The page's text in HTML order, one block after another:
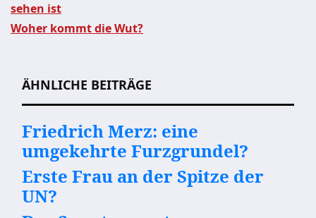
Beitragsnavigation
sehen ist
Woher kommt die Wut?
ÄHNLICHE BEITRÄGE
Friedrich Merz: eine
umgekehrte Furzgrundel?
Erste Frau an der Spitze der
UN?